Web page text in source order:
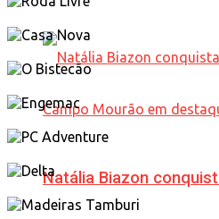
Natália Biazon